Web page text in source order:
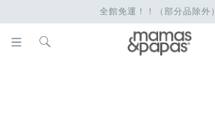
全館免運！！（部分品除外）